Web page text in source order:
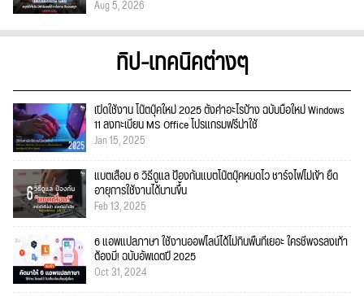
Aug 5, 2026
ทิป-เทคนิคต่างๆ
เปิดใช้งาน โน๊ตบุ๊คใหม่ 2025 ตั้งค่าอะไรบ้าง ฉบับมือใหม่ Windows
11 ลงทะเบียน MS Office โปรแกรมฟรีน่าใช้
Jan 15, 2025
แบตเสื่อม 6 วิธีดูแล ป้องกันแบตโน๊ตบุ๊คหมดไว ชาร์จไฟไม่เข้า ยืด
อายุการใช้งานได้นานขึ้น
Feb 13, 2025
6 แอพแปลภาษา ใช้งานออฟไลน์ได้ไม่กินพื้นที่เยอะ ใครชีพจรลงเท้า
ต้องมี! ฉบับอัพเดตปี 2025
Oct 31, 2024